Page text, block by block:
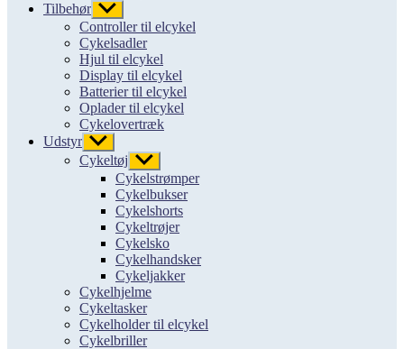
Tilbehør Vis
undermenu
Controller til elcykel
Cykelsadler
Hjul til elcykel
Display til elcykel
Batterier til elcykel
Oplader til elcykel
Cykelovertræk
Udstyr Vis
undermenu
Cykeltøj Vis
undermenu
Cykelstrømper
Cykelbukser
Cykelshorts
Cykeltrøjer
Cykelsko
Cykelhandsker
Cykeljakker
Cykelhjelme
Cykeltasker
Cykelholder til elcykel
Cykelbriller